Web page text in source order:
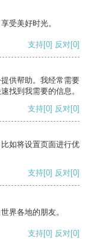
受美好时光。
支持[0] 反对[0]
供帮助。我经常需要
找到我需要的信息。
支持[0] 反对[0]
如将设置页面进行优
支持[0] 反对[0]
界各地的朋友。
支持[0] 反对[0]